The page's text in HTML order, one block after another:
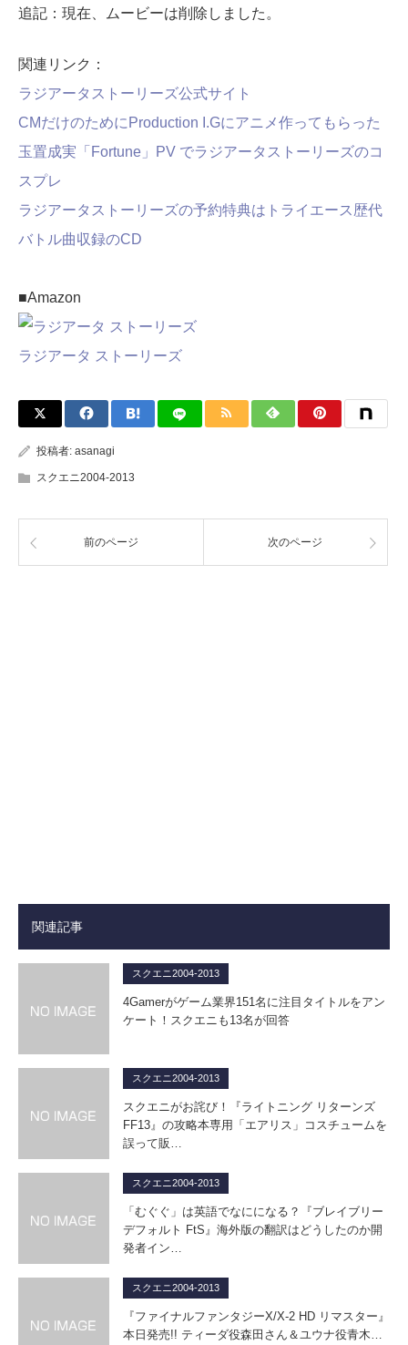
追記：現在、ムービーは削除しました。
関連リンク：
ラジアータストーリーズ公式サイト
CMだけのためにProduction I.Gにアニメ作ってもらった
玉置成実「Fortune」PV でラジアータストーリーズのコ
スプレ
ラジアータストーリーズの予約特典はトライエース歴代
バトル曲収録のCD
■Amazon
ラジアータ ストーリーズ
投稿者: asanagi
スクエニ2004-2013
前のページ 次のページ
関連記事
スクエニ2004-2013
4Gamerがゲーム業界151名に注目タイトルをアン
ケート！スクエニも13名が回答
スクエニ2004-2013
スクエニがお詫び！『ライトニング リターンズ
FF13』の攻略本専用「エアリス」コスチュームを
誤って販…
スクエニ2004-2013
「むぐぐ」は英語でなにになる？『ブレイブリー
デフォルト FtS』海外版の翻訳はどうしたのか開
発者イン…
スクエニ2004-2013
『ファイナルファンタジーX/X-2 HD リマスター』
本日発売!! ティーダ役森田さん＆ユウナ役青木…